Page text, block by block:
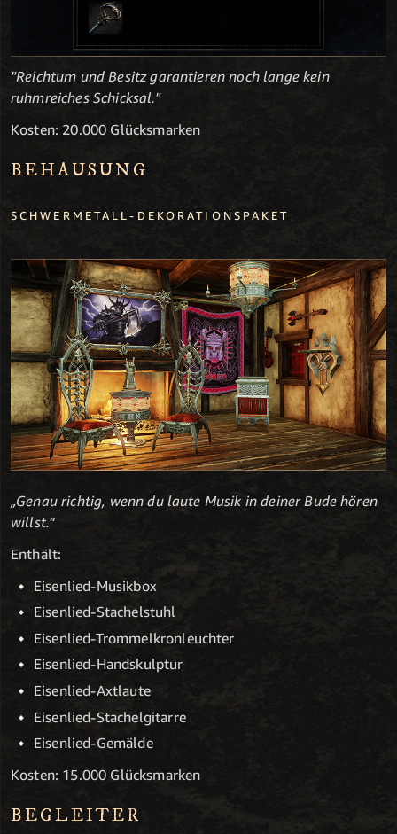
"Reichtum und Besitz garantieren noch lange kein
ruhmreiches Schicksal."
Kosten: 20.000 Glücksmarken
BEHAUSUNG
SCHWERMETALL-DEKORATIONSPAKET
„Genau richtig, wenn du laute Musik in deiner Bude hören
willst.“
Enthält:
Eisenlied-Musikbox
Eisenlied-Stachelstuhl
Eisenlied-Trommelkronleuchter
Eisenlied-Handskulptur
Eisenlied-Axtlaute
Eisenlied-Stachelgitarre
Eisenlied-Gemälde
Kosten: 15.000 Glücksmarken
BEGLEITER